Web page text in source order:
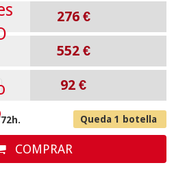
276 €
552 €
92 €
Queda 1 botella
COMPRAR